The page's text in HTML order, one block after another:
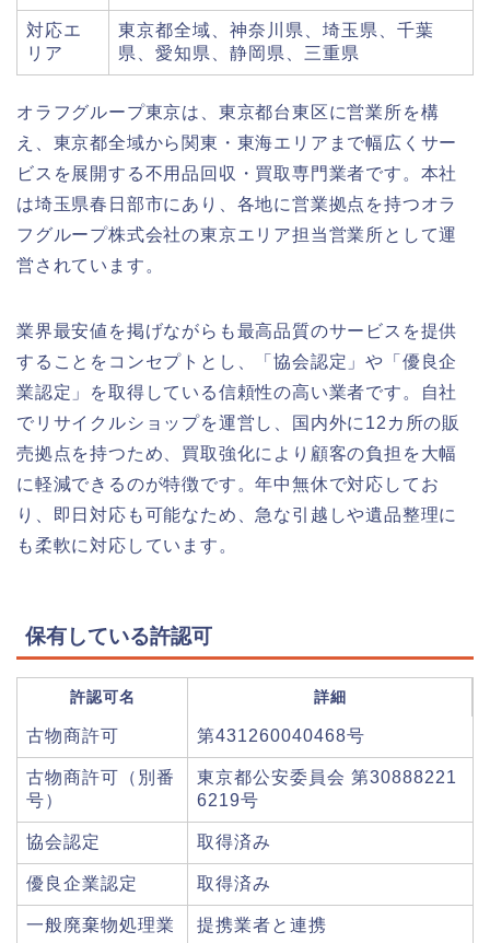
対応エ
リア
東京都全域、神奈川県、埼玉県、千葉
県、愛知県、静岡県、三重県
オラフグループ東京は、東京都台東区に営業所を構
え、東京都全域から関東・東海エリアまで幅広くサー
ビスを展開する不用品回収・買取専門業者です。本社
は埼玉県春日部市にあり、各地に営業拠点を持つオラ
フグループ株式会社の東京エリア担当営業所として運
営されています。
業界最安値を掲げながらも最高品質のサービスを提供
することをコンセプトとし、「協会認定」や「優良企
業認定」を取得している信頼性の高い業者です。自社
でリサイクルショップを運営し、国内外に12カ所の販
売拠点を持つため、買取強化により顧客の負担を大幅
に軽減できるのが特徴です。年中無休で対応してお
り、即日対応も可能なため、急な引越しや遺品整理に
も柔軟に対応しています。
保有している許認可
許認可名 詳細
古物商許可 第431260040468号
古物商許可（別番
号）
東京都公安委員会 第30888221
6219号
協会認定 取得済み
優良企業認定 取得済み
一般廃棄物処理業 提携業者と連携